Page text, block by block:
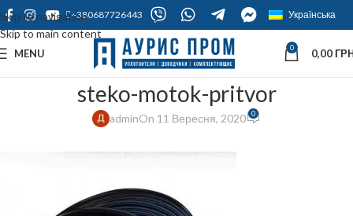
Skip to navigation
Skip to main content
+380687726443 Українська
MENU 0 0,00
steko-motok-pritvor
adminOn 11 Вересня, 2020 0